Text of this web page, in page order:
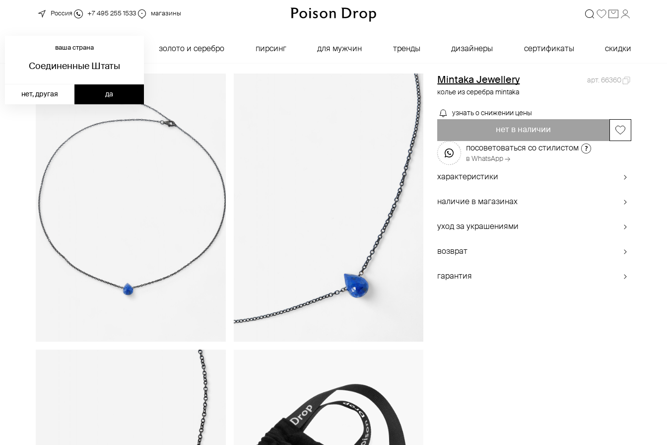
Россия +7 495 255 1533 магазины
новинки золото и серебро пирсинг для мужчин тренды дизайнеры сертификаты скидки
ваша страна
Соединенные Штаты
да
нет, другая
Mintaka Jewellery
арт. 66360
колье из серебра mintaka
узнать о снижении цены
нет в наличии
посоветоваться со стилистом
в WhatsApp →
характеристики
наличие в магазинах
уход за украшениями
возврат
гарантия